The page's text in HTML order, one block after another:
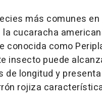
más comunes
cucaracha
conocida como
insecto puede
de longitud y
rojiza